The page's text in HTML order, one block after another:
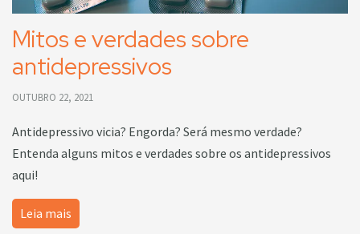
Mitos e verdades sobre
antidepressivos
OUTUBRO 22, 2021
Antidepressivo vicia? Engorda? Será mesmo verdade?
Entenda alguns mitos e verdades sobre os antidepressivos
aqui!
Leia mais